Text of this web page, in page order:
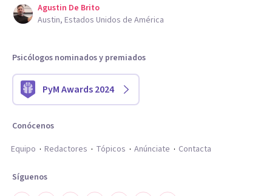
Agustin De Brito
Austin, Estados Unidos de América
Psicólogos nominados y premiados
PyM Awards 2024
Conócenos
Equipo
Redactores Tópicos Anúnciate Contacta
Síguenos